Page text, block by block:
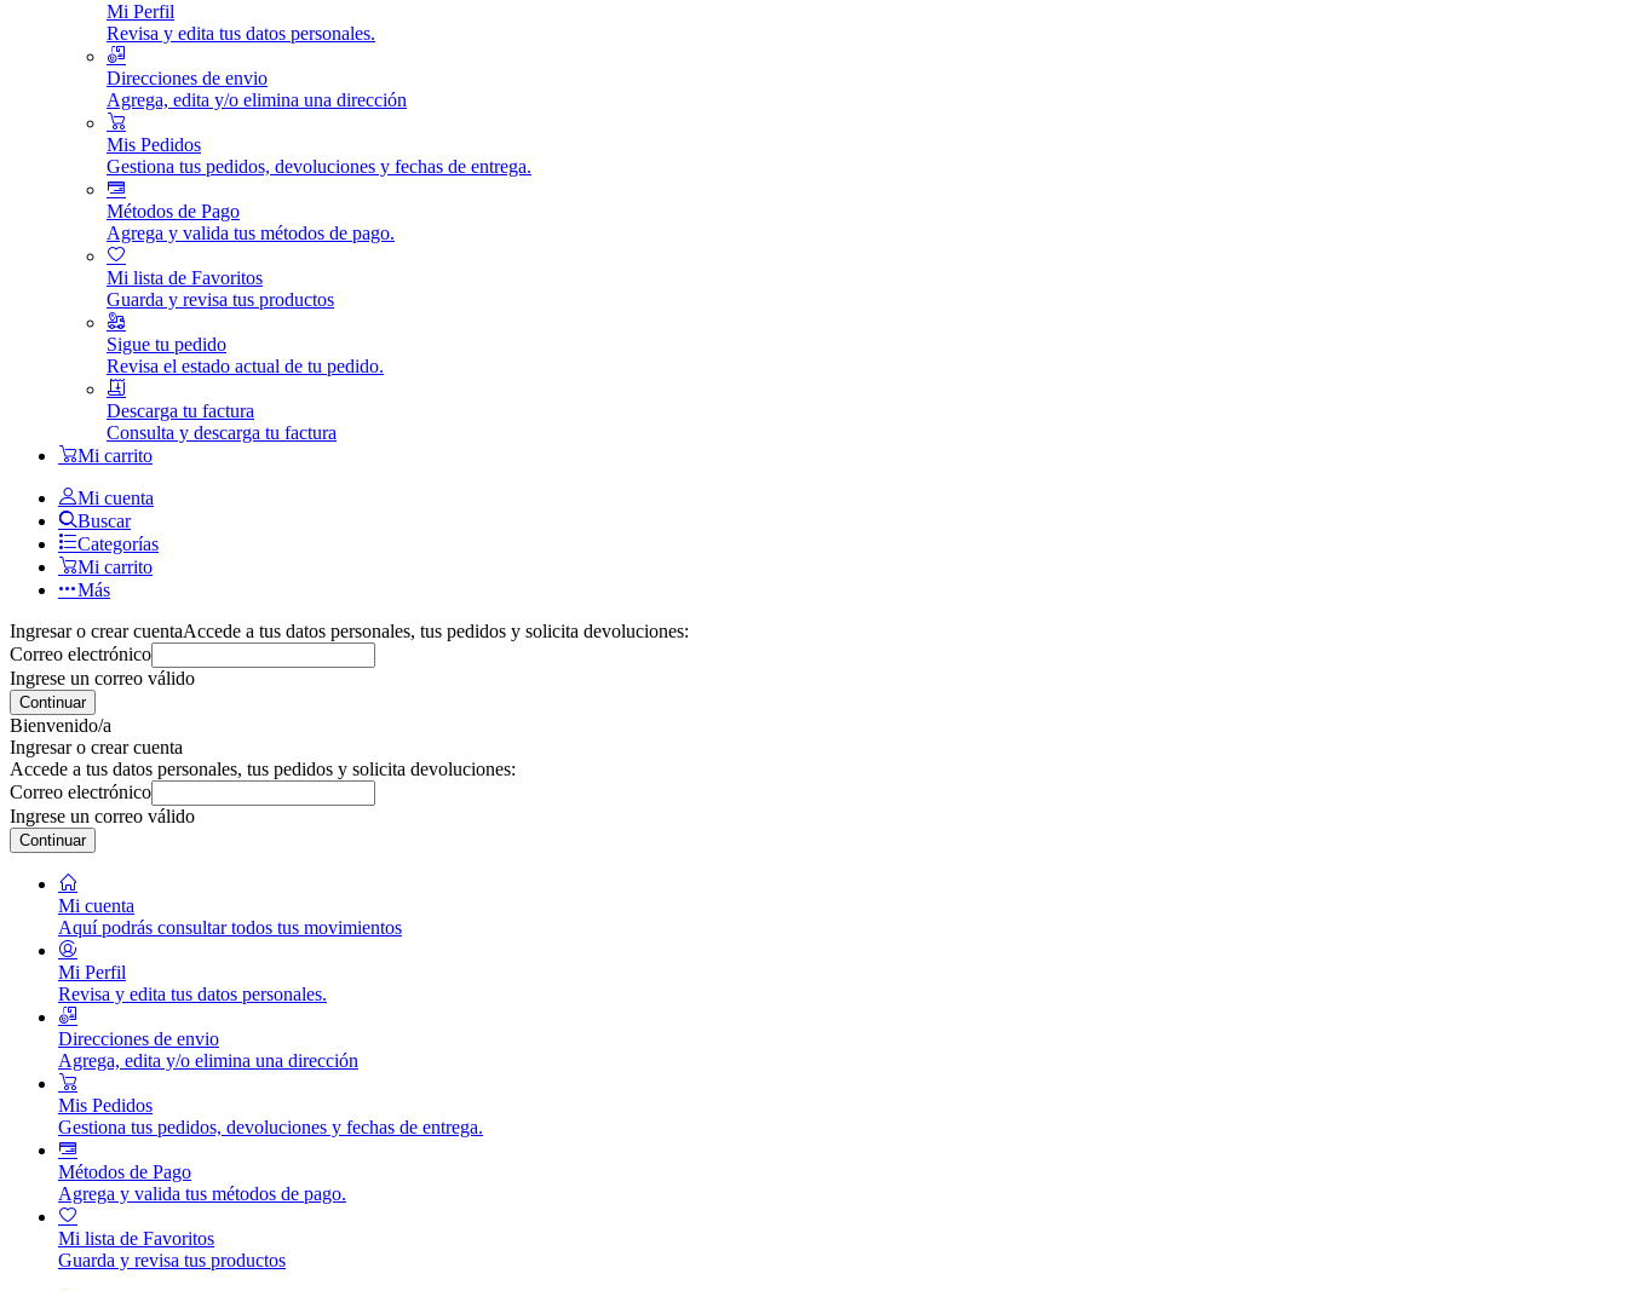
Mi Perfil
Revisa y edita tus datos personales.
Direcciones de envio
Agrega, edita y/o elimina una dirección
Mis Pedidos
Gestiona tus pedidos, devoluciones y fechas de entrega.
Métodos de Pago
Agrega y valida tus métodos de pago.
Mi lista de Favoritos
Guarda y revisa tus productos
Sigue tu pedido
Revisa el estado actual de tu pedido.
Descarga tu factura
Consulta y descarga tu factura
Mi carrito
Mi cuenta
Buscar
Categorías
Mi carrito
Más
Ingresar o crear cuentaAccede a tus datos personales, tus pedidos y solicita devoluciones:
Correo electrónico
Ingrese un correo válido
Continuar
Bienvenido/a
Ingresar o crear cuenta
Accede a tus datos personales, tus pedidos y solicita devoluciones:
Correo electrónico
Ingrese un correo válido
Continuar
Mi cuenta
Aquí podrás consultar todos tus movimientos
Mi Perfil
Revisa y edita tus datos personales.
Direcciones de envio
Agrega, edita y/o elimina una dirección
Mis Pedidos
Gestiona tus pedidos, devoluciones y fechas de entrega.
Métodos de Pago
Agrega y valida tus métodos de pago.
Mi lista de Favoritos
Guarda y revisa tus productos